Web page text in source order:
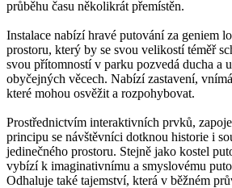
průběhu času několikrát přemístěn.
Instalace nabízí hravé putování za geniem
prostoru, který by se svou velikostí téměř
svou přítomností v parku pozvedá ducha a
obyčejných věcech. Nabízí zastavení,
které mohou osvěžit a rozpohybovat.
Prostřednictvím interaktivních prvků,
principu se návštěvníci dotknou historie i
jedinečného prostoru. Stejně jako kostel
vybízí k imaginativnímu a smyslovému
Odhaluje také tajemství, která v běžném